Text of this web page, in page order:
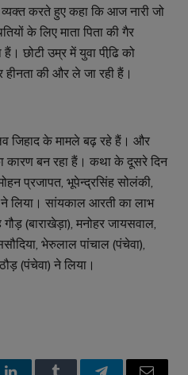
व्यक्त करते हुए कहा कि आज नारी जो
के लिए माता पिता की गैर
छोटी उम्र में युवा पीढि़ को
की और ले जा रही हैं।
जिहाद के मामले बढ़ रहे हैं। और
कारण बन रहा हैं। कथा के दूसरे दिन
प्रजापत, भूपेन्द्रसिंह सोलंकी,
ने लिया। सांयकाल आरती का लाभ
(बाराखेड़ा), मनोहर जायसवाल,
भेरुलाल पांचाल (पंचेवा),
(पंचेवा) ने लिया।